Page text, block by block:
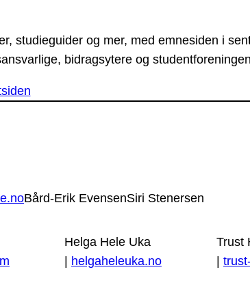
studieguider og mer, med emnesiden i
bidragsytere og
Bård-Erik EvensenSiri Stenersen
Helga Hele Uka
| helgaheleuka.no
Trust
|